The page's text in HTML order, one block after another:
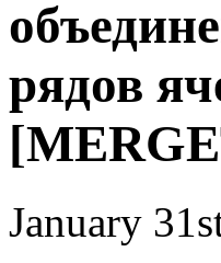
рядов
January